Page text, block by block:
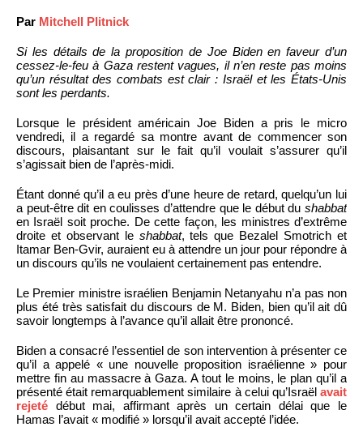
Par Mitchell Plitnick
Si les détails de la proposition de Joe Biden en faveur d’un
cessez-le-feu à Gaza restent vagues, il n’en reste pas moins
qu’un résultat des combats est clair : Israël et les États-Unis
sont les perdants.
Lorsque le président américain Joe Biden a pris le micro
vendredi, il a regardé sa montre avant de commencer son
discours, plaisantant sur le fait qu’il voulait s’assurer qu’il
s’agissait bien de l’après-midi.
Étant donné qu’il a eu près d’une heure de retard, quelqu’un lui
a peut-être dit en coulisses d’attendre que le début du shabbat
en Israël soit proche. De cette façon, les ministres d’extrême
droite et observant le shabbat, tels que Bezalel Smotrich et
Itamar Ben-Gvir, auraient eu à attendre un jour pour répondre à
un discours qu’ils ne voulaient certainement pas entendre.
Le Premier ministre israélien Benjamin Netanyahu n’a pas non
plus été très satisfait du discours de M. Biden, bien qu’il ait dû
savoir longtemps à l’avance qu’il allait être prononcé.
Biden a consacré l’essentiel de son intervention à présenter ce
qu’il a appelé « une nouvelle proposition israélienne » pour
mettre fin au massacre à Gaza. A tout le moins, le plan qu’il a
présenté était remarquablement similaire à celui qu’Israël avait
rejeté début mai, affirmant après un certain délai que le
Hamas l’avait « modifié » lorsqu’il avait accepté l’idée.